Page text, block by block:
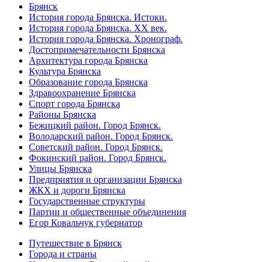
Брянск
История города Брянска. Истоки.
История города Брянска. XX век.
История города Брянска. Хронограф.
Достопримечательности Брянска
Архитектура города Брянска
Культура Брянска
Образование города Брянска
Здравоохранение Брянска
Спорт города Брянска
Районы Брянска
Бежицкий район. Город Брянск.
Володарский район. Город Брянск.
Советский район. Город Брянск.
Фокинский район. Город Брянск.
Улицы Брянска
Предприятия и организации Брянска
ЖКХ и дороги Брянска
Государственные структуры
Партии и общественные объединения
Егор Ковальчук губернатор
Путешествие в Брянск
Города и страны